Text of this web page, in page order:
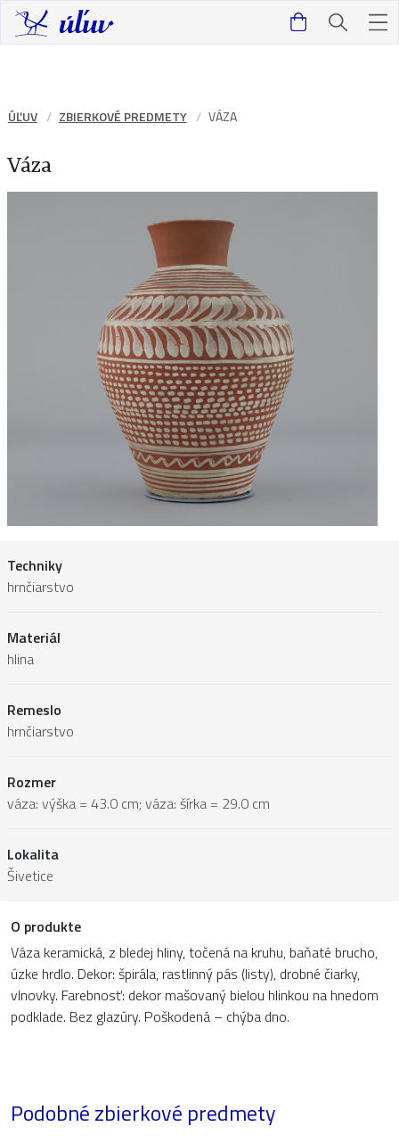
ÚĽUV ZBIERKOVÉ PREDMETY VÁZA
Váza
Techniky
hrnčiarstvo
Materiál
hlina
Remeslo
hrnčiarstvo
Rozmer
váza: výška = 43.0 cm; váza: šírka = 29.0 cm
Lokalita
Šivetice
O produkte
Váza keramická, z bledej hliny, točená na kruhu, baňaté brucho,
úzke hrdlo. Dekor: špirála, rastlinný pás (listy), drobné čiarky,
vlnovky. Farebnosť: dekor mašovaný bielou hlinkou na hnedom
podklade. Bez glazúry. Poškodená – chýba dno.
Podobné zbierkové predmety